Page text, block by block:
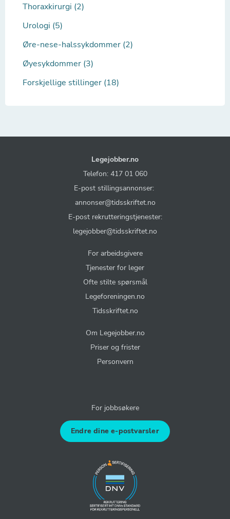
Thoraxkirurgi (2)
Urologi (5)
Øre-nese-halssykdommer (2)
Øyesykdommer (3)
Forskjellige stillinger (18)
Legejobber.no
Telefon: 417 01 060
E-post stillingsannonser:
annonser@tidsskriftet.no
E-post rekrutteringstjenester:
legejobber@tidsskriftet.no
For arbeidsgivere
Tjenester for leger
Ofte stilte spørsmål
Legeforeningen.no
Tidsskriftet.no
Om Legejobber.no
Priser og frister
Personvern
For jobbsøkere
Endre dine e-postvarsler